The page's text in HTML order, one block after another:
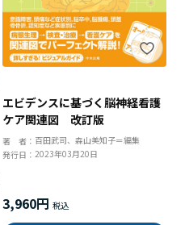
エビデンスに基づく脳神経看護
ケア関連図 改訂版
著 者： 百田武司、森山美知子＝編集
発行日： 2023年03月20日
3,960円